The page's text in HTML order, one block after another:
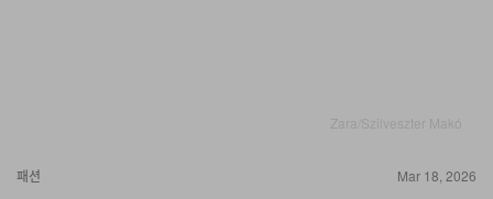
패션 Mar 18, 2026